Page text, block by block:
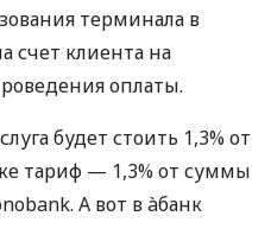
терминала в
счет клиента на
оплаты.
будет стоить 1,3% от
тариф — 1,3% от суммы
А вот в àбанк